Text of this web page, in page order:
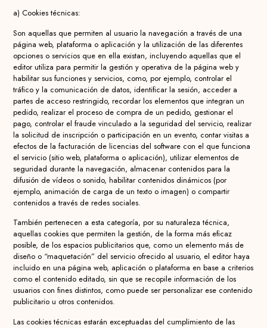
a) Cookies técnicas:
Son aquellas que permiten al usuario la navegación a través de una
página web, plataforma o aplicación y la utilización de las diferentes
opciones o servicios que en ella existan, incluyendo aquellas que el
editor utiliza para permitir la gestión y operativa de la página web y
habilitar sus funciones y servicios, como, por ejemplo, controlar el
tráfico y la comunicación de datos, identificar la sesión, acceder a
partes de acceso restringido, recordar los elementos que integran un
pedido, realizar el proceso de compra de un pedido, gestionar el
pago, controlar el fraude vinculado a la seguridad del servicio, realizar
la solicitud de inscripción o participación en un evento, contar visitas a
efectos de la facturación de licencias del software con el que funciona
el servicio (sitio web, plataforma o aplicación), utilizar elementos de
seguridad durante la navegación, almacenar contenidos para la
difusión de vídeos o sonido, habilitar contenidos dinámicos (por
ejemplo, animación de carga de un texto o imagen) o compartir
contenidos a través de redes sociales.
También pertenecen a esta categoría, por su naturaleza técnica,
aquellas cookies que permiten la gestión, de la forma más eficaz
posible, de los espacios publicitarios que, como un elemento más de
diseño o “maquetación” del servicio ofrecido al usuario, el editor haya
incluido en una página web, aplicación o plataforma en base a criterios
como el contenido editado, sin que se recopile información de los
usuarios con fines distintos, como puede ser personalizar ese contenido
publicitario u otros contenidos.
Las cookies técnicas estarán exceptuadas del cumplimiento de las